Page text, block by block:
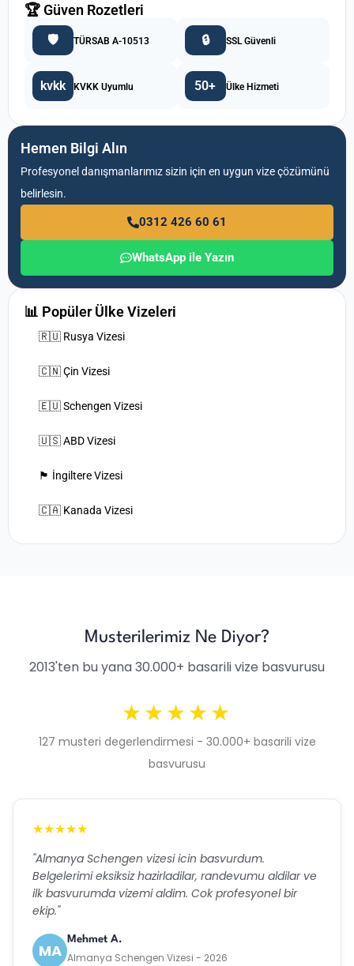
🏆 Güven Rozetleri
🛡️ TÜRSAB A-10513 🔒 SSL Güvenli
kvkk KVKK Uyumlu 50+ Ülke Hizmeti
Hemen Bilgi Alın
Profesyonel danışmanlarımız sizin için en uygun vize çözümünü
belirlesin.
0312 426 60 61
WhatsApp ile Yazın
📊 Popüler Ülke Vizeleri
🇷🇺 Rusya Vizesi
🇨🇳 Çin Vizesi
🇪🇺 Schengen Vizesi
🇺🇸 ABD Vizesi
🏴󠁧󠁢󠁥󠁮󠁧󠁿 İngiltere Vizesi
🇨🇦 Kanada Vizesi
Musterilerimiz Ne Diyor?
2013'ten bu yana 30.000+ basarili vize basvurusu
★★★★★
127 musteri degerlendirmesi - 30.000+ basarili vize
basvurusu
★★★★★
"Almanya Schengen vizesi icin basvurdum.
Belgelerimi eksiksiz hazirladilar, randevumu aldilar ve
ilk basvurumda vizemi aldim. Cok profesyonel bir
ekip."
MA
Mehmet A.
Almanya Schengen Vizesi - 2026